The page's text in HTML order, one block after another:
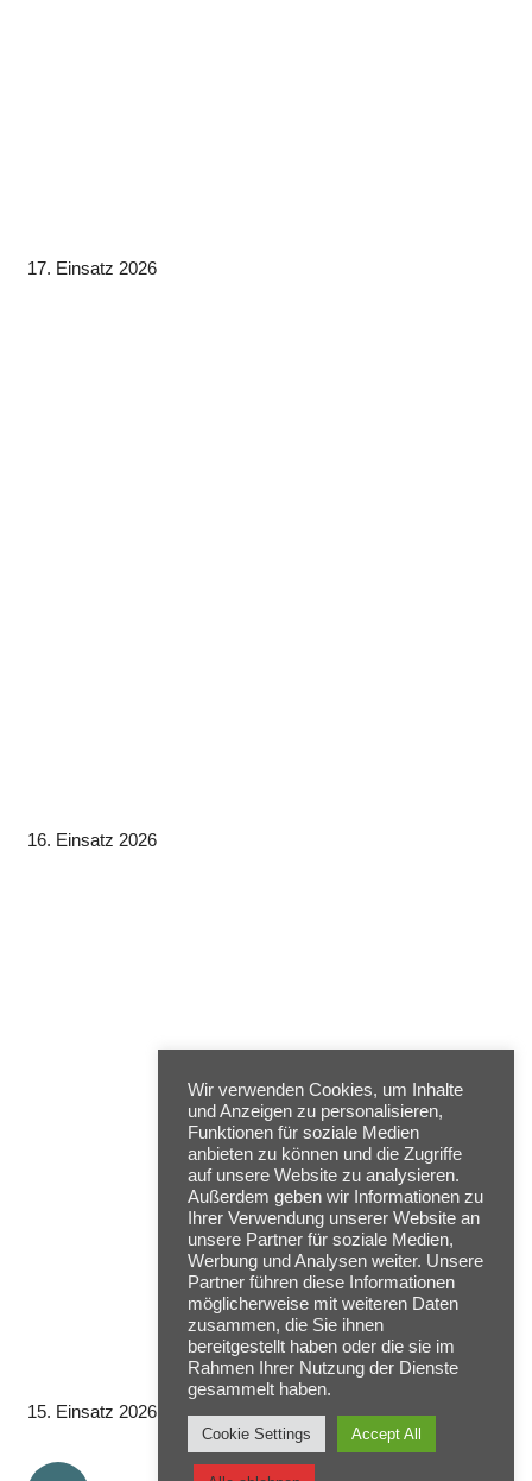
17. Einsatz 2026
16. Einsatz 2026
15. Einsatz 2026
Wir verwenden Cookies, um Inhalte
und Anzeigen zu personalisieren,
Funktionen für soziale Medien
anbieten zu können und die Zugriffe
auf unsere Website zu analysieren.
Außerdem geben wir Informationen zu
Ihrer Verwendung unserer Website an
unsere Partner für soziale Medien,
Werbung und Analysen weiter. Unsere
Partner führen diese Informationen
möglicherweise mit weiteren Daten
zusammen, die Sie ihnen
bereitgestellt haben oder die sie im
Rahmen Ihrer Nutzung der Dienste
gesammelt haben.
Cookie Settings Accept All